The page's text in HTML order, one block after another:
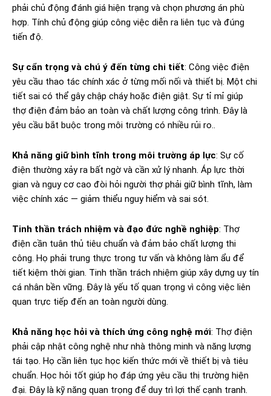
phải chủ động đánh giá hiện trạng và chọn phương án phù
hợp. Tính chủ động giúp công việc diễn ra liên tục và đúng
tiến độ.
Sự cẩn trọng và chú ý đến từng chi tiết: Công việc điện
yêu cầu thao tác chính xác ở từng mối nối và thiết bị. Một chi
tiết sai có thể gây chập cháy hoặc điện giật. Sự tỉ mỉ giúp
thợ điện đảm bảo an toàn và chất lượng công trình. Đây là
yêu cầu bắt buộc trong môi trường có nhiều rủi ro..
Khả năng giữ bình tĩnh trong môi trường áp lực: Sự cố
điện thường xảy ra bất ngờ và cần xử lý nhanh. Áp lực thời
gian và nguy cơ cao đòi hỏi người thợ phải giữ bình tĩnh, làm
việc chính xác — giảm thiểu nguy hiểm và sai sót.
Tinh thần trách nhiệm và đạo đức nghề nghiệp: Thợ
điện cần tuân thủ tiêu chuẩn và đảm bảo chất lượng thi
công. Họ phải trung thực trong tư vấn và không làm ẩu để
tiết kiệm thời gian. Tinh thần trách nhiệm giúp xây dựng uy tín
cá nhân bền vững. Đây là yếu tố quan trọng vì công việc liên
quan trực tiếp đến an toàn người dùng.
Khả năng học hỏi và thích ứng công nghệ mới: Thợ điện
phải cập nhật công nghệ như nhà thông minh và năng lượng
tái tạo. Họ cần liên tục học kiến thức mới về thiết bị và tiêu
chuẩn. Học hỏi tốt giúp họ đáp ứng yêu cầu thị trường hiện
đại. Đây là kỹ năng quan trọng để duy trì lợi thế cạnh tranh.